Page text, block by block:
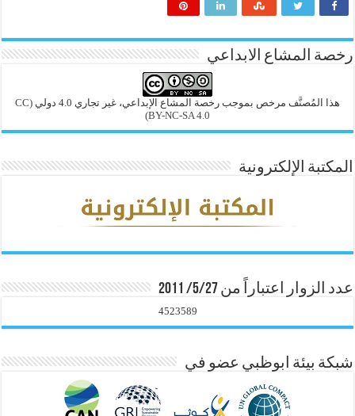
رخصة المشاع الابداعي
هذا المُصنَّف مرخص بموجب رخصة المشاع الإبداعي، غير تجاري 4.0 دولي
(CC
BY-NC-SA 4.0)
المكتبة الإلكترونية
عدد الزوار اعتباراً من 5/27/ 2011
4523589
شبكة بيئة ابوظبي عضو في